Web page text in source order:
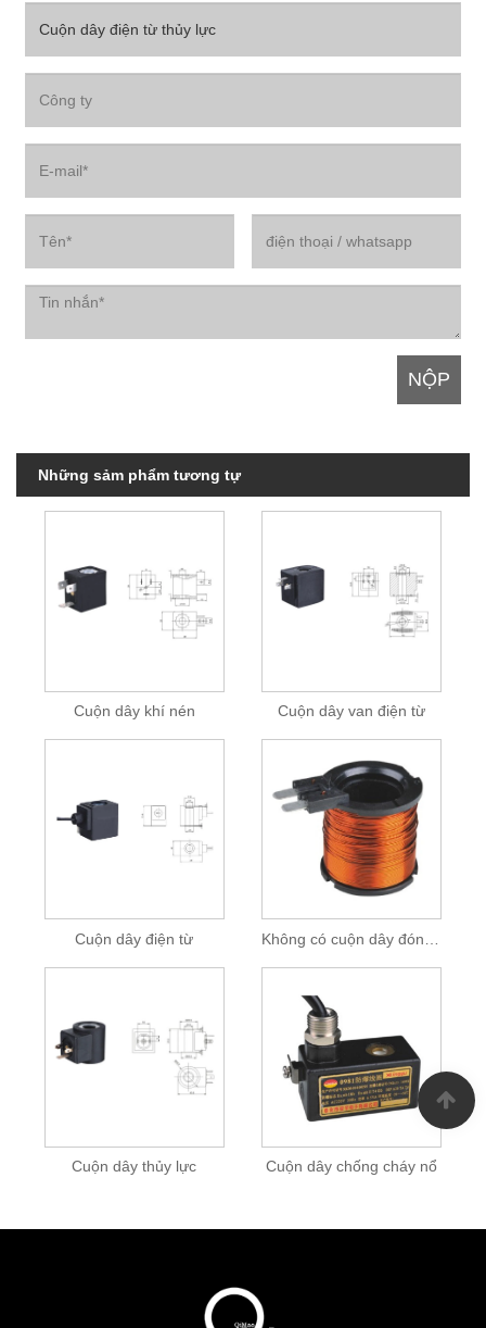
Những sảm phẩm tương tự
Cuộn dây khí nén Cuộn dây van điện từ
Cuộn dây điện từ
Cuộn dây thủy lực Cuộn dây chống cháy nổ